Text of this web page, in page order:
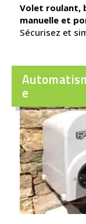
Volet roulant,
manuelle et
Sécurisez et
e